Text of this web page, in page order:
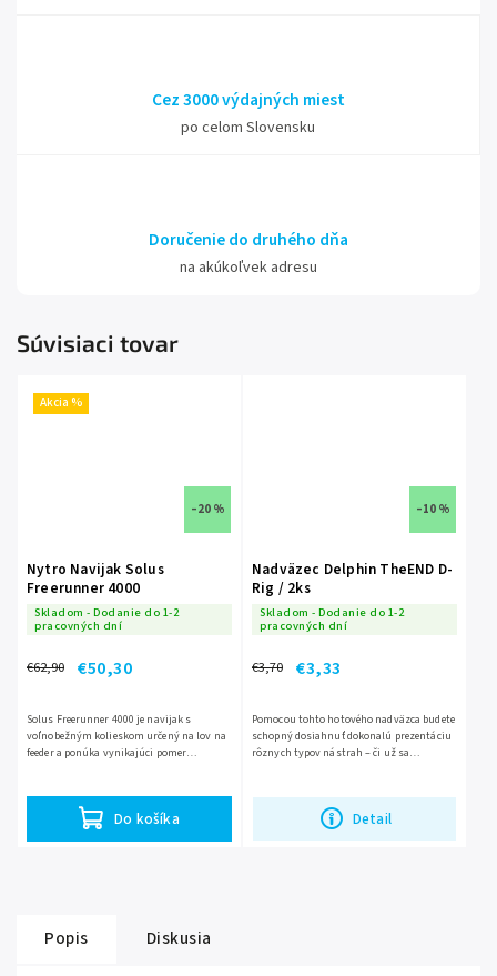
Cez 3000 výdajných miest
po celom Slovensku
Doručenie do druhého dňa
na akúkoľvek adresu
Súvisiaci tovar
Akcia %
–20 %
Nytro Navijak Solus
Freerunner 4000
Skladom - Dodanie do 1-2
pracovných dní
€62,90 €50,30
Do košíka
Solus Freerunner 4000 je navijak s
voľnobežným kolieskom určený na lov na
feeder a ponúka vynikajúci pomer
–10 %
Nadväzec Delphin TheEND D-
Rig / 2ks
Skladom - Dodanie do 1-2
pracovných dní
€3,70 €3,33
Detail
Pomocou tohto hotového nadväzca budete
schopný dosiahnuť dokonalú prezentáciu
rôznych typov nástrah – či už sa
Popis Diskusia